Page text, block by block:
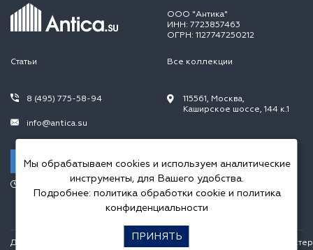
ООО "Антика"
ИНН: 7723857463
ОГРН: 1127747250212
Статьи Все коллекции
8 (495) 775-58-94
info@antica.su
Заказать звонок
115561, Москва,
Каширское шоссе, 144 к.1
Пн.-Пт. 10.00-20.00,
Сб.-Вс. 10.00-18.00
Данный интернет сайт носит исключительно информационный
Мы обрабатываем cookies и используем аналитические
инструменты, для Вашего удобства.
Подробнее: политика обработки cookieи политика
конфиденциальности
ПРИНЯТЬ